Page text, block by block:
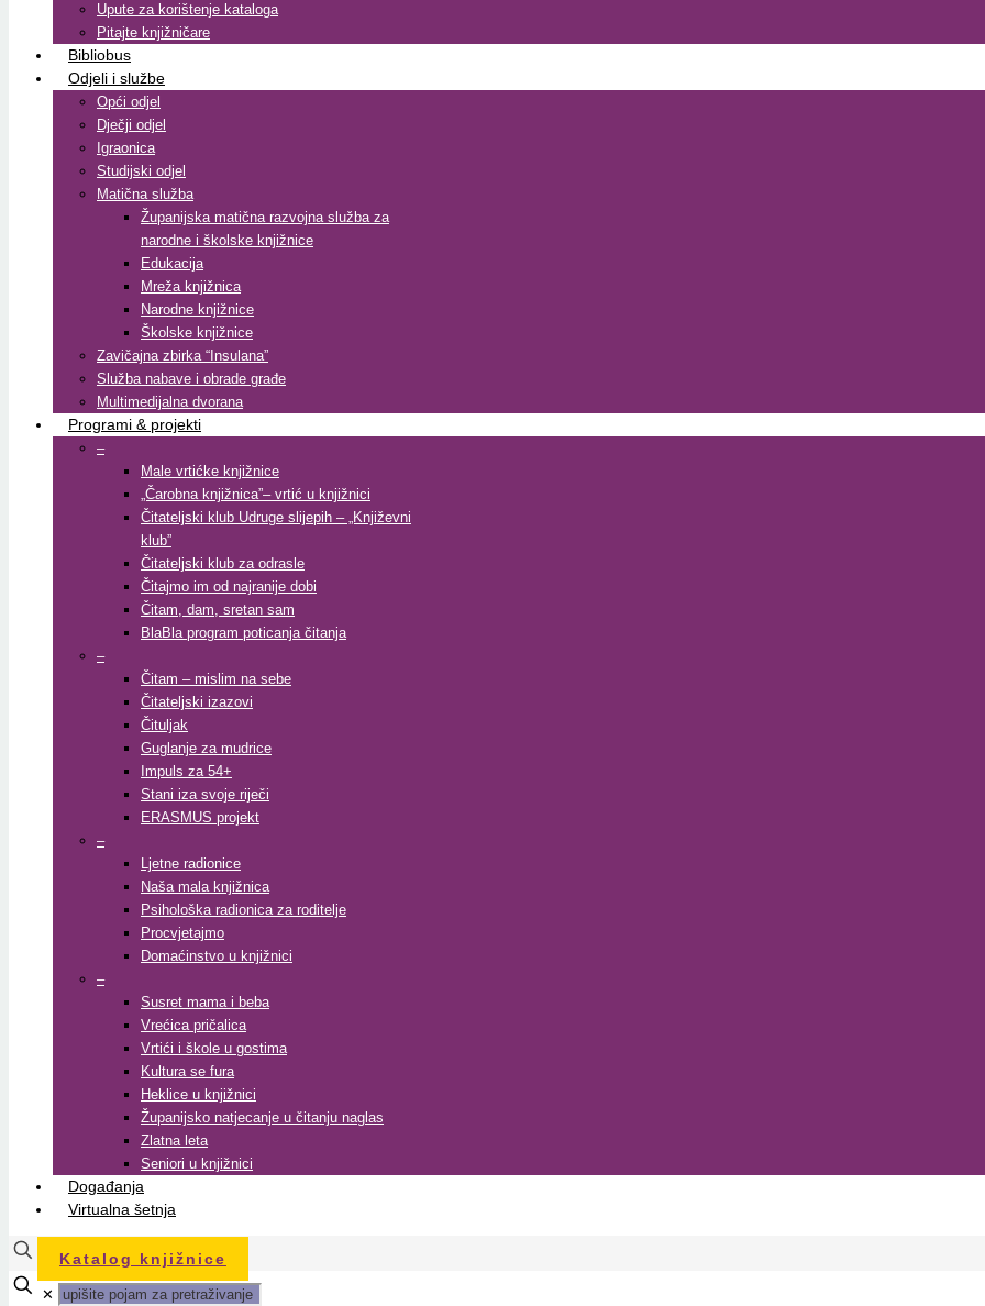
Upute za korištenje kataloga
Pitajte knjižničare
Bibliobus
Odjeli i službe
Opći odjel
Dječji odjel
Igraonica
Studijski odjel
Matična služba
Županijska matična razvojna služba za
narodne i školske knjižnice
Edukacija
Mreža knjižnica
Narodne knjižnice
Školske knjižnice
Zavičajna zbirka “Insulana”
Služba nabave i obrade građe
Multimedijalna dvorana
Programi & projekti
–
Male vrtićke knjižnice
„Čarobna knjižnica”– vrtić u knjižnici
Čitateljski klub Udruge slijepih – „Književni
klub”
Čitateljski klub za odrasle
Čitajmo im od najranije dobi
Čitam, dam, sretan sam
BlaBla program poticanja čitanja
–
Čitam – mislim na sebe
Čitateljski izazovi
Čituljak
Guglanje za mudrice
Impuls za 54+
Stani iza svoje riječi
ERASMUS projekt
–
Ljetne radionice
Naša mala knjižnica
Psihološka radionica za roditelje
Procvjetajmo
Domaćinstvo u knjižnici
–
Susret mama i beba
Vrećica pričalica
Vrtići i škole u gostima
Kultura se fura
Heklice u knjižnici
Županijsko natjecanje u čitanju naglas
Zlatna leta
Seniori u knjižnici
Događanja
Virtualna šetnja
Katalog knjižnice
✕